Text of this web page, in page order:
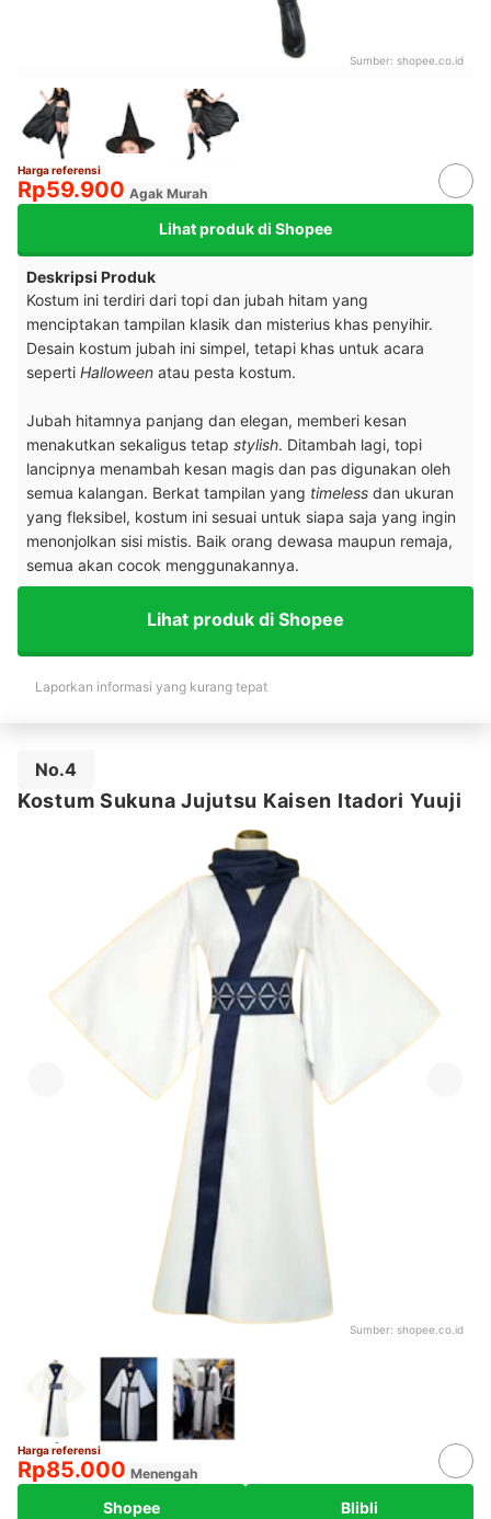
Sumber: shopee.co.id
Harga referensi
Rp59.900 Agak Murah
Lihat produk di Shopee
Deskripsi Produk
Kostum ini terdiri dari topi dan jubah hitam yang
menciptakan tampilan klasik dan misterius khas penyihir.
Desain kostum jubah ini simpel, tetapi khas untuk acara
seperti Halloween atau pesta kostum.
Jubah hitamnya panjang dan elegan, memberi kesan
menakutkan sekaligus tetap stylish. Ditambah lagi, topi
lancipnya menambah kesan magis dan pas digunakan oleh
semua kalangan. Berkat tampilan yang timeless dan ukuran
yang fleksibel, kostum ini sesuai untuk siapa saja yang ingin
menonjolkan sisi mistis. Baik orang dewasa maupun remaja,
semua akan cocok menggunakannya.
Lihat produk di Shopee
Laporkan informasi yang kurang tepat
No.4
Kostum Sukuna Jujutsu Kaisen Itadori Yuuji
Sumber: shopee.co.id
Harga referensi
Rp85.000 Menengah
Shopee Blibli